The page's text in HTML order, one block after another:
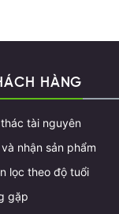
HÀNG
tài nguyên
nhận sản phẩm
lọc theo độ tuổi
gặp